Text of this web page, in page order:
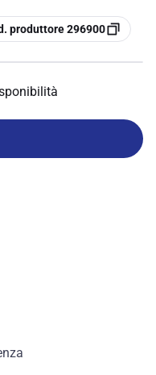
produttore 296900